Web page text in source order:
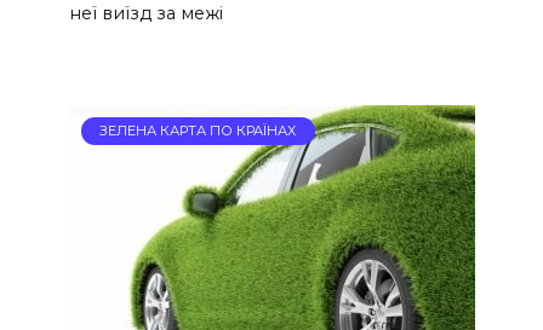
неї виїзд за межі
ЗЕЛЕНА КАРТА ПО КРАЇНАХ